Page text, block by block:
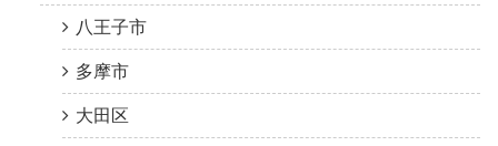
八王子市
多摩市
大田区